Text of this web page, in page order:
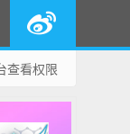
查看权限